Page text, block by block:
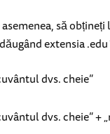
să
extensia
dvs. cheie”
dvs. cheie” +